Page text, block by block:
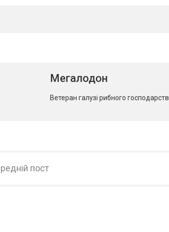
Мегалодон
Ветеран галузі рибного
пост